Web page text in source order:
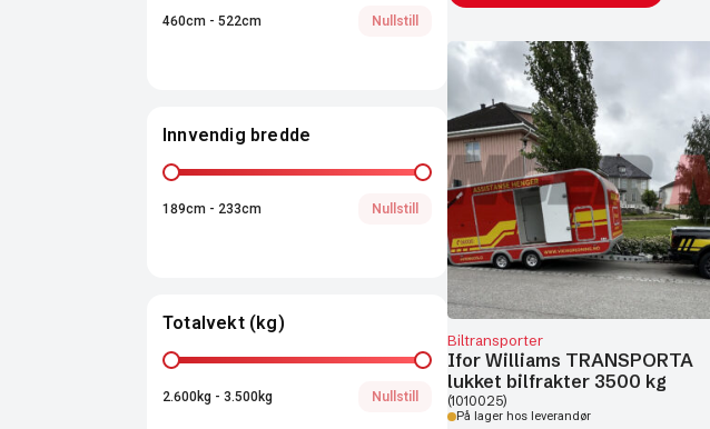
460cm - 522cm Nullstill
Innvendig bredde
Innvendig bredde
189cm - 233cm Nullstill
Totalvekt (kg)
Totalvekt (kg)
2.600kg - 3.500kg Nullstill
Biltransporter
Ifor Williams TRANSPORTA
lukket bilfrakter 3500 kg
(1010025)
På lager hos leverandør